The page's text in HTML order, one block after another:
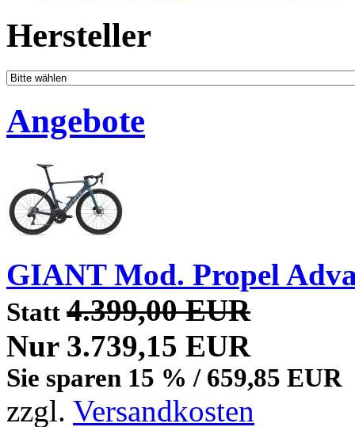
Hersteller
Angebote
GIANT Mod. Propel
Statt 4.399,00 EUR
Nur 3.739,15 EUR
Sie sparen 15 % / 659,85 EUR
zzgl. Versandkosten